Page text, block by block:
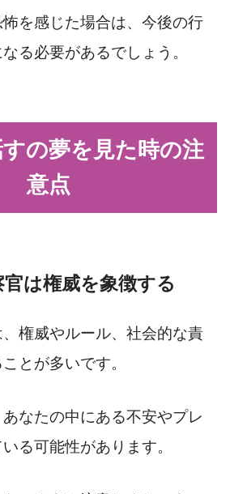
を感じた場合は、今後の行
る必要があるでしょう。
の夢を見た時の注
意点
は権威を象徴する
権威やルール、社会的な責
とが多いです。
なたの中にある不安やプレ
る可能性があります。